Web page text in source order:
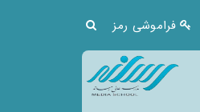
فراموشی رمز